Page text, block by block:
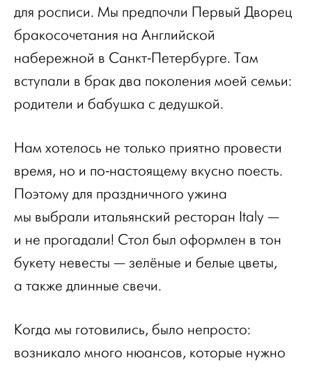
для росписи. Мы предпочли Первый Дворец
бракосочетания на Английской
набережной в Санкт-Петербурге. Там
вступали в брак два поколения моей семьи:
родители и бабушка с дедушкой.
Нам хотелось не только приятно провести
время, но и по-настоящему вкусно поесть.
Поэтому для праздничного ужина
мы выбрали итальянский ресторан Italy —
и не прогадали! Стол был оформлен в тон
букету невесты — зелёные и белые цветы,
а также длинные свечи.
Когда мы готовились, было непросто:
возникало много нюансов, которые нужно